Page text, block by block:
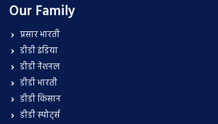
Our Family
प्रसार भारती
डीडी इंडिया
डीडी नेशनल
डीडी भारती
डीडी किसान
डीडी स्पोर्ट्स